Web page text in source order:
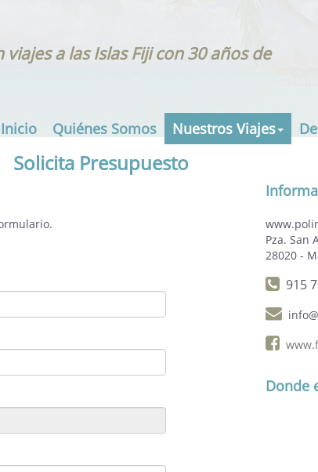
viajes a las Islas Fiji con 30 años de
Inicio Quiénes Somos Nuestros Viajes
Solicita Presupuesto
Pza. San
28020 -
915
Donde